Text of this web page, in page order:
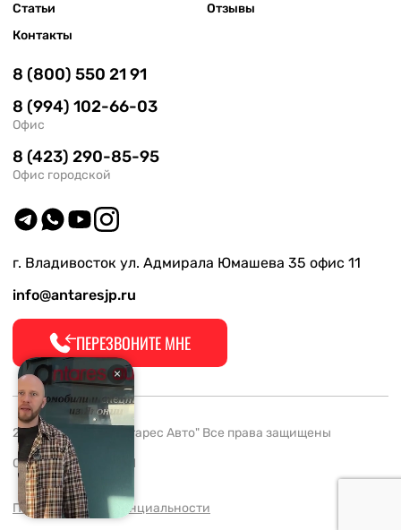
Статьи
Отзывы
Контакты
8 (800) 550 21 91
8 (994) 102-66-03
Офис
8 (423) 290-85-95
Офис городской
г. Владивосток ул. Адмирала Юмашева 35 офис 11
info@antaresjp.ru
ПЕРЕЗВОНИТЕ МНЕ
2008-2026 ООО "Антарес Авто" Все права защищены
ОГРН 1132537005061
Политика конфиденциальности